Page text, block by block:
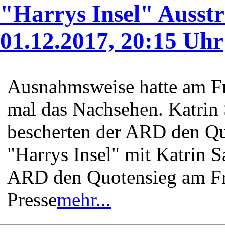
"Harrys Insel"
01.12.2017, 20:15 Uhr
Ausnahmsweise hatte am
mal das Nachsehen.
bescherten der ARD den
"Harrys Insel" mit Katrin
ARD den Quotensieg am
Pressemehr...